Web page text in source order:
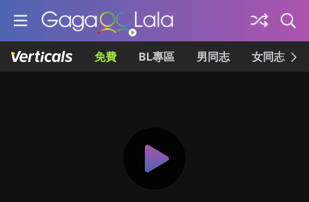
免費 BL專區 男同志 女同志